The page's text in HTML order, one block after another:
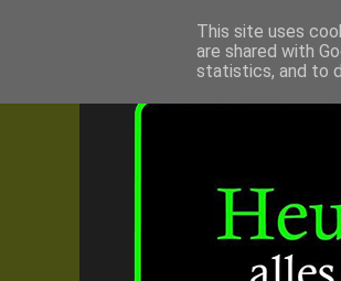
This site uses
are shared with
statistics, and to